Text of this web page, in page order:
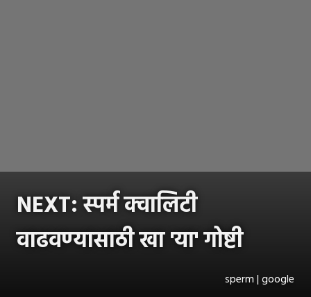
NEXT: स्पर्म क्वालिटी
वाढवण्यासाठी खा 'या' गोष्टी
sperm | google